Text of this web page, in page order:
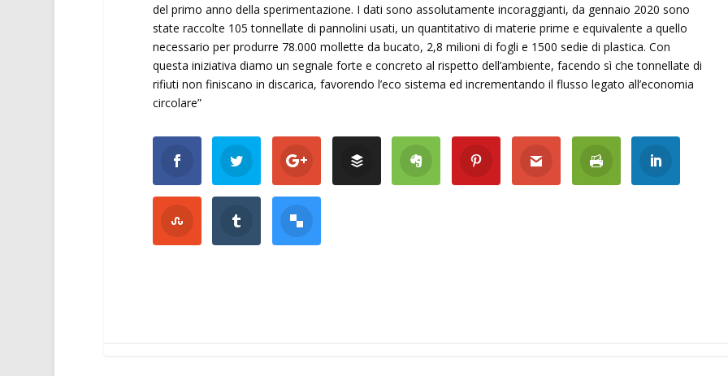
del primo anno della sperimentazione. I dati sono assolutamente incoraggianti, da gennaio 2020 sono
state raccolte 105 tonnellate di pannolini usati, un quantitativo di materie prime e equivalente a quello
necessario per produrre 78.000 mollette da bucato, 2,8 milioni di fogli e 1500 sedie di plastica. Con
questa iniziativa diamo un segnale forte e concreto al rispetto dell’ambiente, facendo sì che tonnellate di
rifiuti non finiscano in discarica, favorendo l’eco sistema ed incrementando il flusso legato all’economia
circolare”